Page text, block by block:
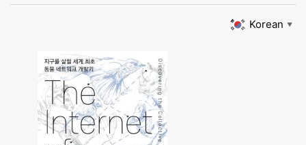
Korean ▼